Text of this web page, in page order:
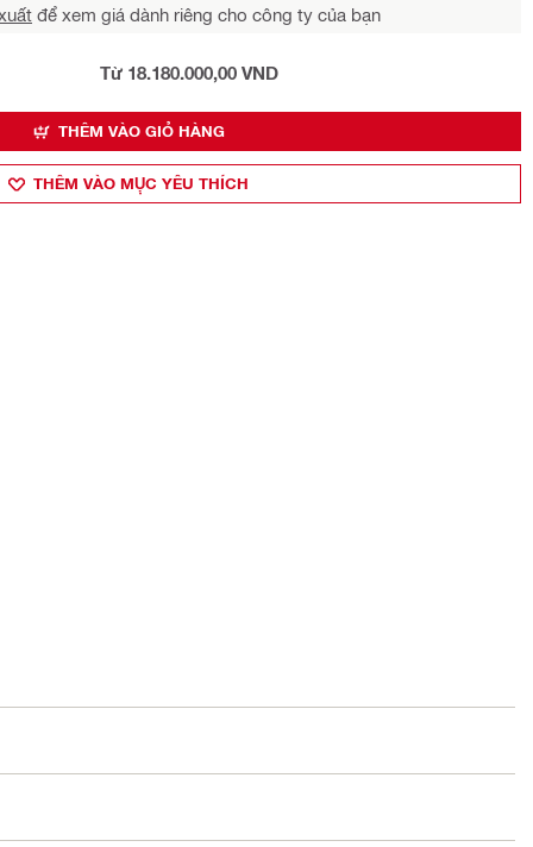
để xem giá dành riêng cho công ty của bạn
Từ 18.180.000,00 VND
THÊM VÀO GIỎ HÀNG
THÊM VÀO MỤ̣C YÊU THÍCH